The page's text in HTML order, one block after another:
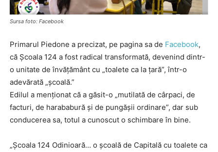
Sursa foto: Facebook
Primarul Piedone a precizat, pe pagina sa de Facebook,
că Școala 124 a fost radical transformată, devenind dintr-
o unitate de învățământ cu „toalete ca la țară”, într-o
adevărată „școală.”
Edilul a menționat că a găsit-o „mutilată de cârpaci, de
facturi, de harababură și de pungășii ordinare”, dar sub
conducerea sa, totul a cunoscut o schimbare în bine.
„Școala 124 Odinioară… o școală de Capitală cu toalete ca